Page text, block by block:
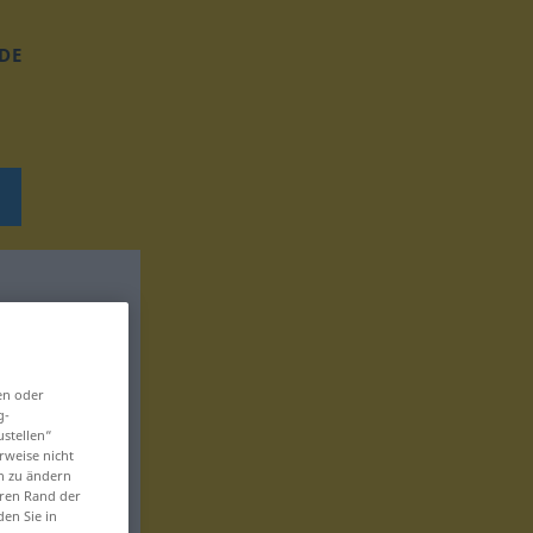
DE
oder
nicht
zu ändern
Rand der
Sie in